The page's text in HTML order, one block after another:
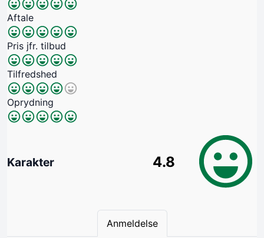
Aftale
Pris jfr. tilbud
Tilfredshed
Oprydning
Karakter 4.8
Anmeldelse